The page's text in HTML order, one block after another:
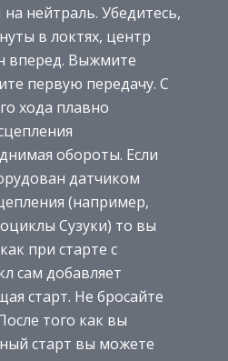
нейтраль. Убедитесь,
в локтях, центр
вперед. Выжмите
первую передачу. С
хода плавно
обороты. Если
датчиком
(например,
Сузуки) то вы
при старте с
сам добавляет
старт. Не бросайте
того как вы
старт вы можете